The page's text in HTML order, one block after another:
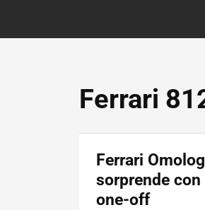
Ferrari
Ferrari
sorprende
one-off